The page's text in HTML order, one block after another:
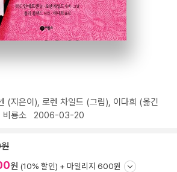
(지은이), 로렌 차일드 (그림), 이다희 (옮긴
비룡소 2006-03-20
원 (10% 할인) + 마일리지 600원